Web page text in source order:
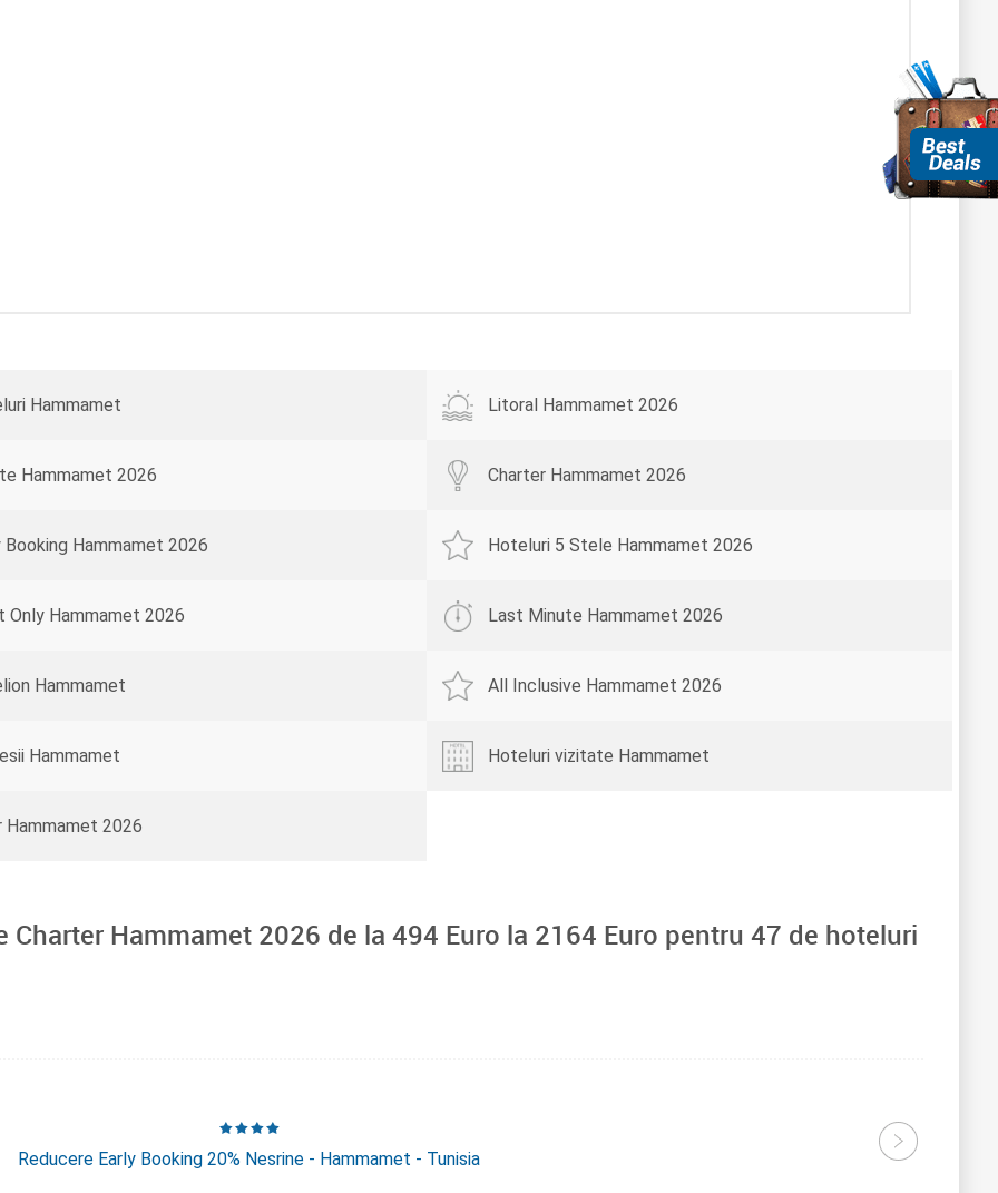
Hammamet Litoral Hammamet 2026
Hammamet 2026 Charter Hammamet 2026
Booking Hammamet 2026 Hoteluri 5 Stele Hammamet 2026
Only Hammamet 2026 Last Minute Hammamet 2026
Hammamet All Inclusive Hammamet 2026
Hammamet Hoteluri vizitate Hammamet
Hammamet 2026
Charter Hammamet 2026 de la494 Euro la 2164 Euro pentru47 de hoteluri
Reducere Early Booking 20% Nesrine - Hammamet - Tunisia